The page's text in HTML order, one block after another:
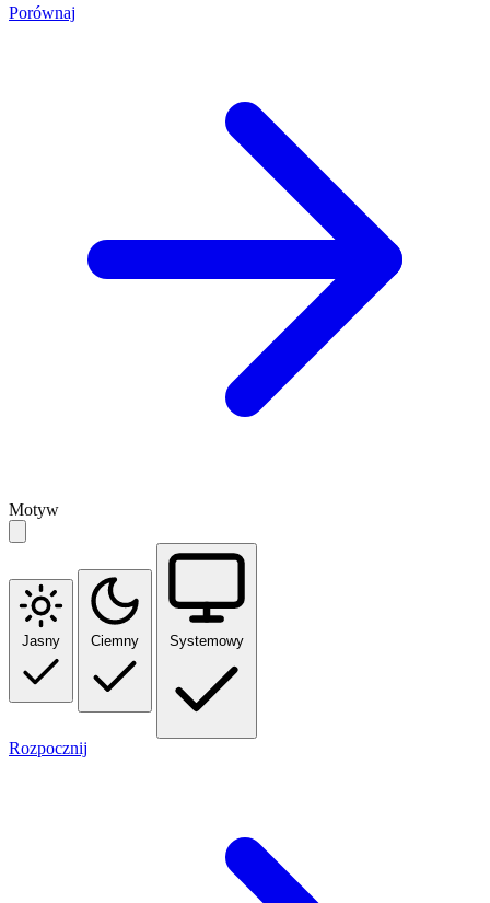
Porównaj
Motyw
Jasny Ciemny Systemowy
Rozpocznij